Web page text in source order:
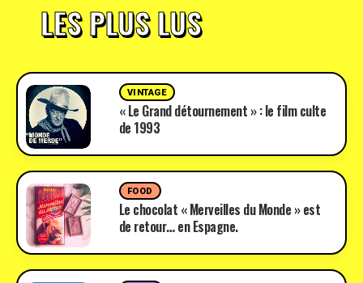
LES PLUS LUS
VINTAGE
« Le Grand détournement » : le film culte
de 1993
FOOD
Le chocolat « Merveilles du Monde » est
de retour… en Espagne.